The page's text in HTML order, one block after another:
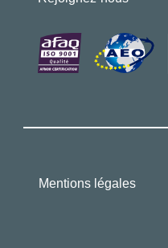
Mentions légales